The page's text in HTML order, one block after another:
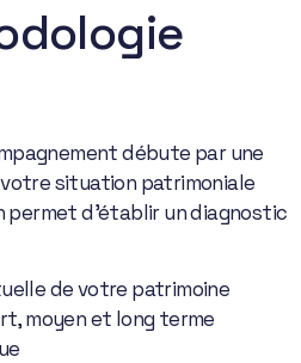
débute par une
situation patrimoniale
permet d’établir un diagnostic
de votre patrimoine
moyen et long terme